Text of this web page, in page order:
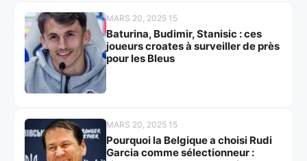
MARS 20, 2025 15
Baturina, Budimir, Stanisic : ces
joueurs croates à surveiller de près
pour les Bleus
MARS 20, 2025 15
Pourquoi la Belgique a choisi Rudi
Garcia comme sélectionneur :